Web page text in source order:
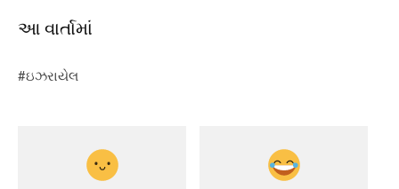
આ વાર્તામાં
#ઇઝરાયેલ